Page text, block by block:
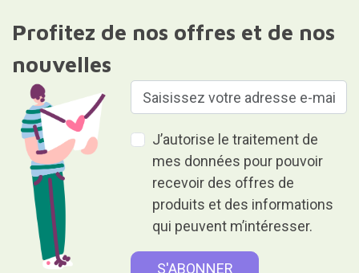
Profitez de nos offres et de nos
nouvelles
J’autorise le traitement de
mes données pour pouvoir
recevoir des offres de
produits et des informations
qui peuvent m’intéresser.